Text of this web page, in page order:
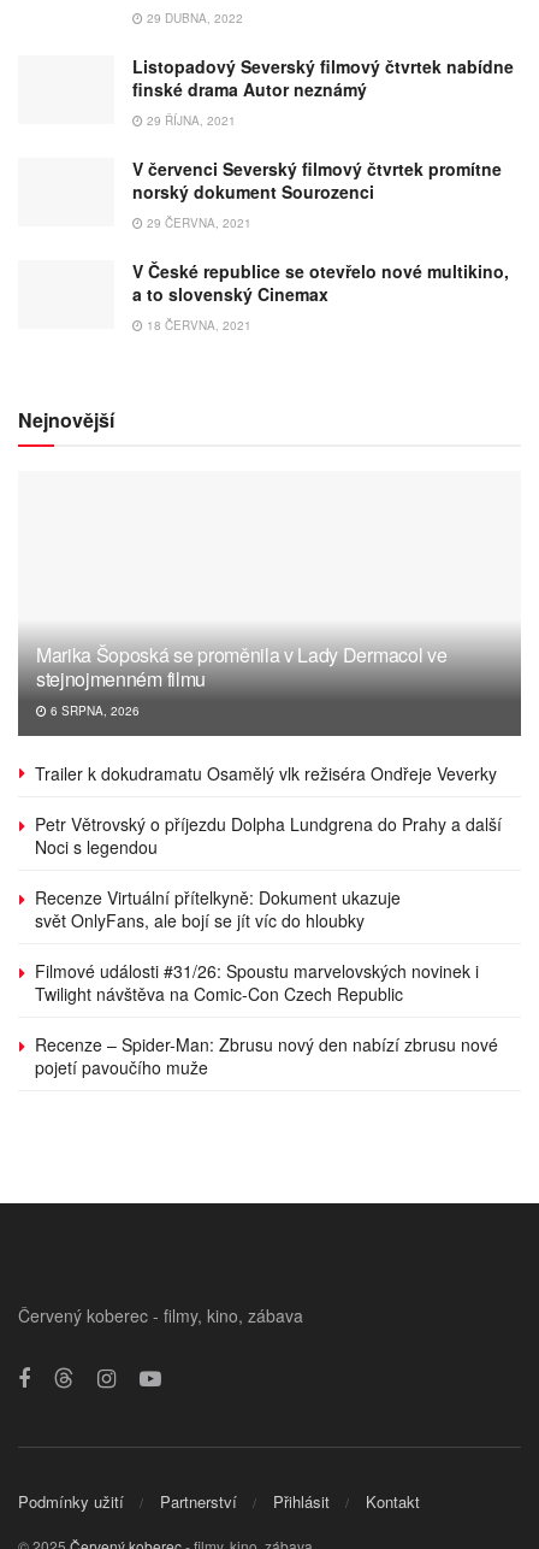
29 DUBNA, 2022
Listopadový Severský filmový čtvrtek nabídne
finské drama Autor neznámý
29 ŘÍJNA, 2021
V červenci Severský filmový čtvrtek promítne
norský dokument Sourozenci
29 ČERVNA, 2021
V České republice se otevřelo nové multikino,
a to slovenský Cinemax
18 ČERVNA, 2021
Nejnovější
Marika Šoposká se proměnila v Lady Dermacol ve
stejnojmenném filmu
6 SRPNA, 2026
Trailer k dokudramatu Osamělý vlk režiséra Ondřeje Veverky
Petr Větrovský o příjezdu Dolpha Lundgrena do Prahy a další
Noci s legendou
Recenze Virtuální přítelkyně: Dokument ukazuje
svět OnlyFans, ale bojí se jít víc do hloubky
Filmové události #31/26: Spoustu marvelovských novinek i
Twilight návštěva na Comic-Con Czech Republic
Recenze – Spider-Man: Zbrusu nový den nabízí zbrusu nové
pojetí pavoučího muže
Červený koberec - filmy, kino, zábava
Podmínky užití Partnerství Přihlásit Kontakt